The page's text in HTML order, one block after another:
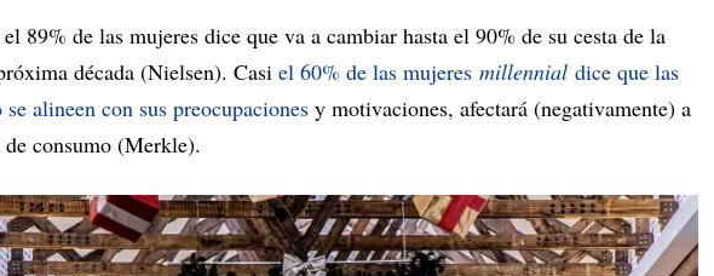
89% de las mujeres dice que va a cambiar hasta el 90% de su cesta de la
década (Nielsen). Casi el 60% de las mujeres millennial dice que las
se alineen con sus preocupaciones y motivaciones, afectará (negativamente) a
de consumo (Merkle).